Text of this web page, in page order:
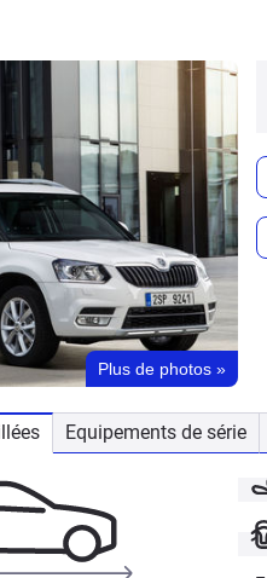
Plus de photos »
Equipements de série